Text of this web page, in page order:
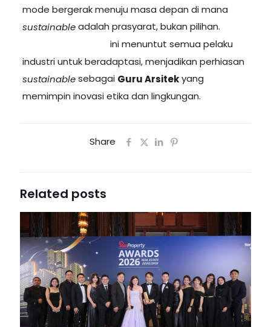
mode bergerak menuju masa depan di mana
sustainableadalah prasyarat, bukan pilihan.
ini menuntut semua pelaku
industri untuk beradaptasi, menjadikan perhiasan
sustainablesebagai Guru Arsitekyang
memimpin inovasi etika dan lingkungan.
Share
Related posts